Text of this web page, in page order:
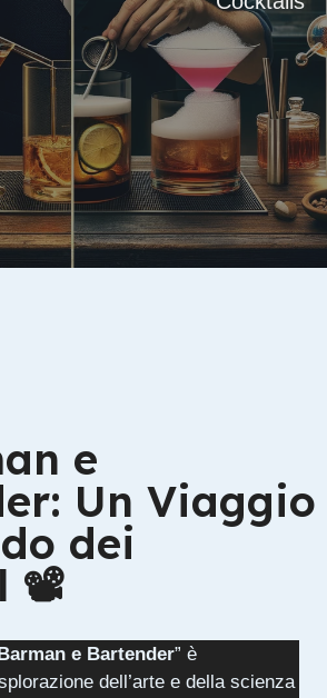
e
Un Viaggio
dei
📽
Barman e Bartender” è
dell’arte e della scienza